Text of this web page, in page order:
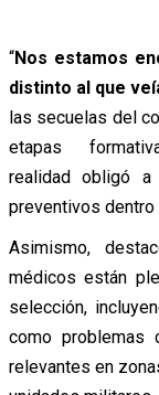
“Nos estamos
distinto al que
las secuelas del
etapas
realidad obligó
preventivos dentro
Asimismo,
médicos están
selección,
como problemas
relevantes en